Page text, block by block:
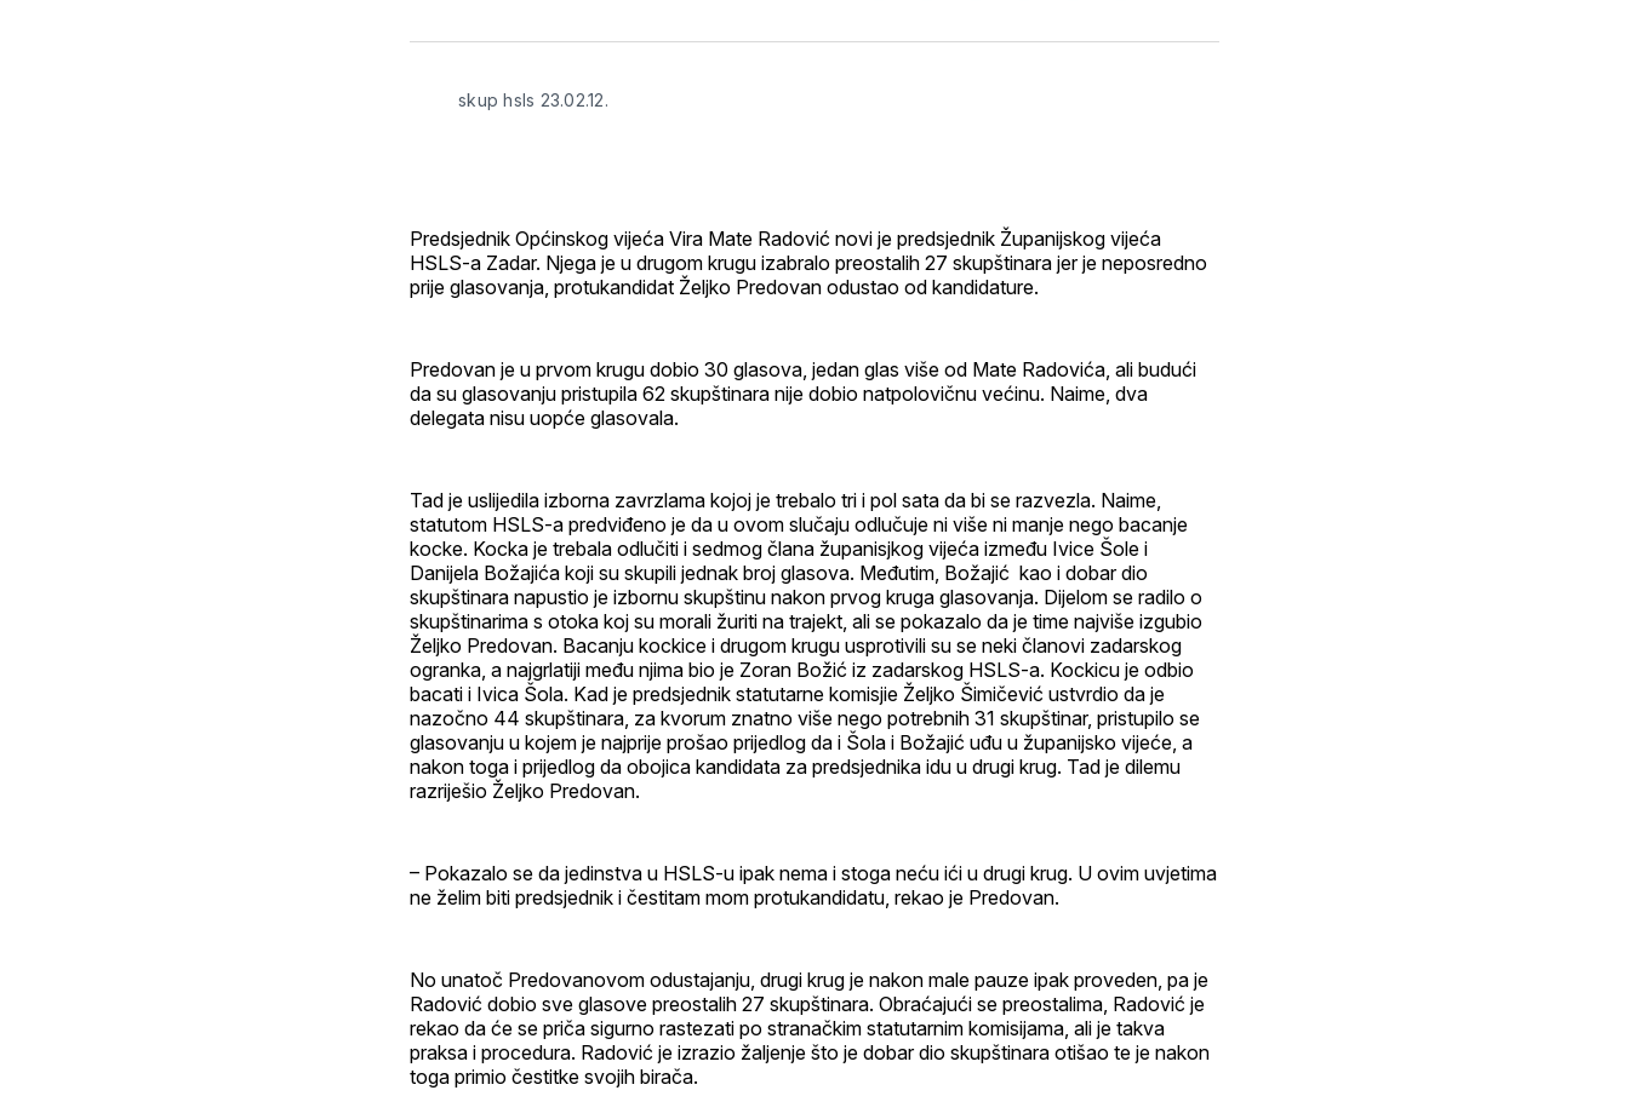
FacebookLinkedIn maila
skup hsls 23.02.12.
Predsjednik Općinskog vijeća Vira Mate Radović novi je predsjednik Županijskog vijeća
HSLS-a Zadar. Njega je u drugom krugu izabralo preostalih 27 skupštinara jer je neposredno
prije glasovanja, protukandidat Željko Predovan odustao od kandidature.
Predovan je u prvom krugu dobio 30 glasova, jedan glas više od Mate Radovića, ali budući
da su glasovanju pristupila 62 skupštinara nije dobio natpolovičnu većinu. Naime, dva
delegata nisu uopće glasovala.
Tad je uslijedila izborna zavrzlama kojoj je trebalo tri i pol sata da bi se razvezla. Naime,
statutom HSLS-a predviđeno je da u ovom slučaju odlučuje ni više ni manje nego bacanje
kocke. Kocka je trebala odlučiti i sedmog člana županisjkog vijeća između Ivice Šole i
Danijela Božajića koji su skupili jednak broj glasova. Međutim, Božajić kao i dobar dio
skupštinara napustio je izbornu skupštinu nakon prvog kruga glasovanja. Dijelom se radilo o
skupštinarima s otoka koj su morali žuriti na trajekt, ali se pokazalo da je time najviše izgubio
Željko Predovan. Bacanju kockice i drugom krugu usprotivili su se neki članovi zadarskog
ogranka, a najgrlatiji među njima bio je Zoran Božić iz zadarskog HSLS-a. Kockicu je odbio
bacati i Ivica Šola. Kad je predsjednik statutarne komisjie Željko Šimičević ustvrdio da je
nazočno 44 skupštinara, za kvorum znatno više nego potrebnih 31 skupštinar, pristupilo se
glasovanju u kojem je najprije prošao prijedlog da i Šola i Božajić uđu u županijsko vijeće, a
nakon toga i prijedlog da obojica kandidata za predsjednika idu u drugi krug. Tad je dilemu
razriješio Željko Predovan.
– Pokazalo se da jedinstva u HSLS-u ipak nema i stoga neću ići u drugi krug. U ovim uvjetima
ne želim biti predsjednik i čestitam mom protukandidatu, rekao je Predovan.
No unatoč Predovanovom odustajanju, drugi krug je nakon male pauze ipak proveden, pa je
Radović dobio sve glasove preostalih 27 skupštinara. Obraćajući se preostalima, Radović je
rekao da će se priča sigurno rastezati po stranačkim statutarnim komisijama, ali je takva
praksa i procedura. Radović je izrazio žaljenje što je dobar dio skupštinara otišao te je nakon
toga primio čestitke svojih birača.